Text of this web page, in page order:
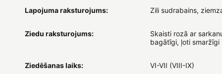
Lapojuma raksturojums: Zili sudrabains,
Ziedu raksturojums:
Skaisti rozā ar
bagātīgi, ļoti smaržīgi
Ziedēšanas laiks: VI-VII (VIII-IX)